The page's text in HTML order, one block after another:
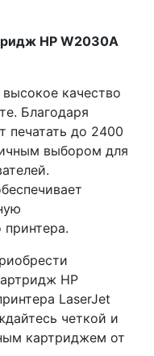
HP W2030A
качество
Благодаря
печатать до 2400
выбором для
принтера.
HP
LaserJet
четкой и
картриджем от